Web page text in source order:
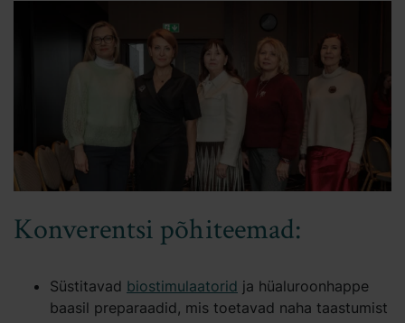
Konverentsi põhiteemad:
Süstitavad biostimulaatorid ja hüaluroonhappe
baasil preparaadid, mis toetavad naha taastumist